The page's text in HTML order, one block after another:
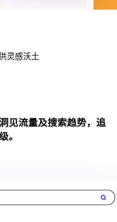
灵感沃土
见流量及搜索趋势，追
。